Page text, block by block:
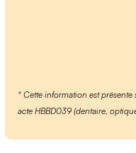
* Cette information est
acte HBBD039 (dentaire,